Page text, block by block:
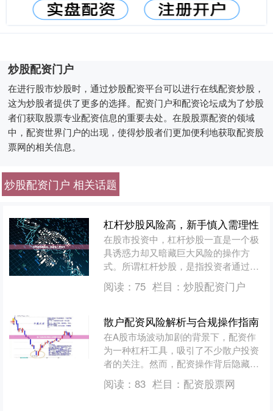
炒股配资门户
在进行股市炒股时，通过炒股配资平台可以进行在线配资炒股，
这为炒股者提供了更多的选择。配资门户和配资论坛成为了炒股
者们获取股票专业配资信息的重要去处。在股股票配资的领域
中，配资世界门户的出现，使得炒股者们更加便利地获取配资股
票网的相关信息。
炒股配资门户 相关话题
杠杆炒股风险高，新手慎入需理性
在股市投资中，杠杆炒股一直是一个极
具诱惑力却又暗藏巨大风险的操作方
式。所谓杠杆炒股，是指投资者通过借
入资金来放大投资规模，从而在股价上
涨时获得更高收益。然而，这....
阅读： 75 栏目： 炒股配资门户
散户配资风险解析与合规操作指南
在A股市场波动加剧的背景下，配资作
为一种杠杆工具，吸引了不少散户投资
者的关注。然而，配资操作背后隐藏的
风险不容忽视。本文将为散户投资者解
析配资的核心风险，并提供....
阅读： 83 栏目： 配资股票网